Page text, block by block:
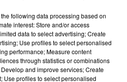
following data processing based on
interest: Store and/or access
data to select advertising; Create
Use profiles to select personalised
performance; Measure content
through statistics or combinations
and improve services; Create
Use profiles to select personalised